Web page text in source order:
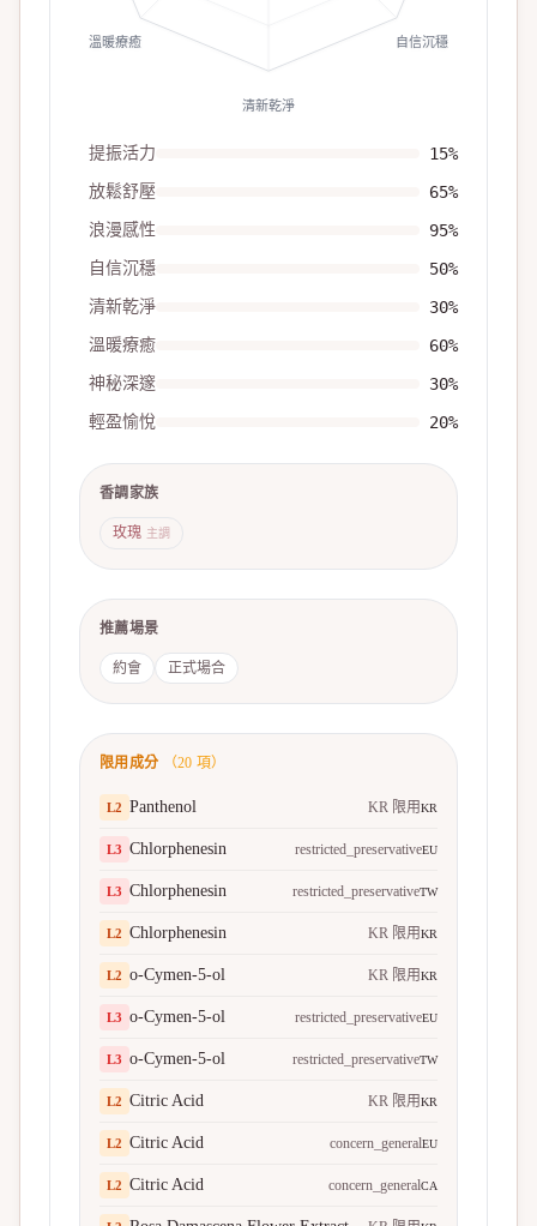
自信沉穩
清新乾淨
溫暖療癒
提振活力 15%
放鬆舒壓 65%
浪漫感性 95%
自信沉穩 50%
清新乾淨 30%
溫暖療癒 60%
神秘深邃 30%
輕盈愉悅 20%
香調家族
玫瑰 主調
推薦場景
約會 正式場合
限用成分 （20 項）
L2 Panthenol KR 限用KR
L3 Chlorphenesin restricted_preservativeEU
L3 Chlorphenesin restricted_preservativeTW
L2 Chlorphenesin KR 限用KR
L2 o-Cymen-5-ol KR 限用KR
L3 o-Cymen-5-ol restricted_preservativeEU
L3 o-Cymen-5-ol restricted_preservativeTW
L2 Citric Acid KR 限用KR
L2 Citric Acid concern_generalEU
L2 Citric Acid concern_generalCA